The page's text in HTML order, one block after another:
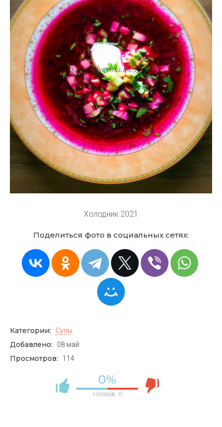
Холодник 2021
Поделиться фото в социальных сетях:
Категории: Супы
Добавлено: 08 май
Просмотров: 114
0%
голосов: 0